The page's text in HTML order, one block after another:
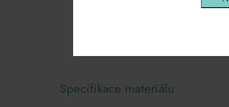
Specifikace materiálu